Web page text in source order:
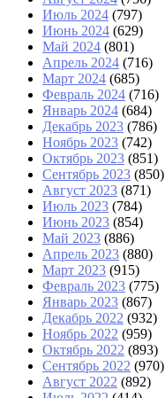
Июль 2024 (797)
Июнь 2024 (629)
Май 2024 (801)
Апрель 2024 (716)
Март 2024 (685)
Февраль 2024 (716)
Январь 2024 (684)
Декабрь 2023 (786)
Ноябрь 2023 (742)
Октябрь 2023 (851)
Сентябрь 2023 (850)
Август 2023 (871)
Июль 2023 (784)
Июнь 2023 (854)
Май 2023 (886)
Апрель 2023 (880)
Март 2023 (915)
Февраль 2023 (775)
Январь 2023 (867)
Декабрь 2022 (932)
Ноябрь 2022 (959)
Октябрь 2022 (893)
Сентябрь 2022 (970)
Август 2022 (892)